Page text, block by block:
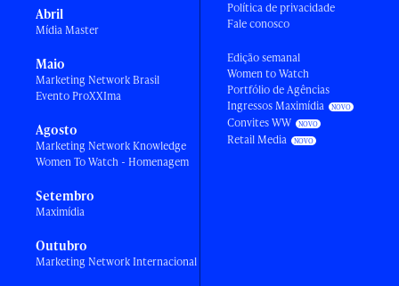
Abril
Mídia Master
Maio
Marketing Network Brasil
Evento ProXXIma
Agosto
Marketing Network Knowledge
Women To Watch - Homenagem
Setembro
Maximídia
Outubro
Marketing Network Internacional
Política de privacidade
Fale conosco
Edição semanal
Women to Watch
Portfólio de Agências
Ingressos Maximídia
Convites WW
Retail Media